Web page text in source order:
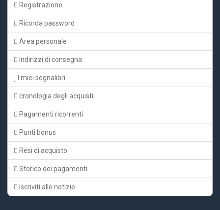
Registrazione
Ricorda password
Area personale
Indirizzi di consegna
I miei segnalibri
cronologia degli acquisti
Pagamenti ricorrenti
Punti bonus
Resi di acquisto
Storico dei pagamenti
Iscriviti alle notizie